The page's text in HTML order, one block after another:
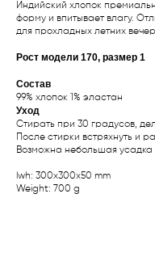
Индийский хлопок
форму и впитывает влагу.
для прохладных летних
Рост модели 170, размер 1
Состав
99% хлопок 1% эластан
Уход
Стирать при 30 градусов,
После стирки встряхнуть и
Возможна небольшая усадка
lwh: 300x300x50 mm
Weight: 700 g